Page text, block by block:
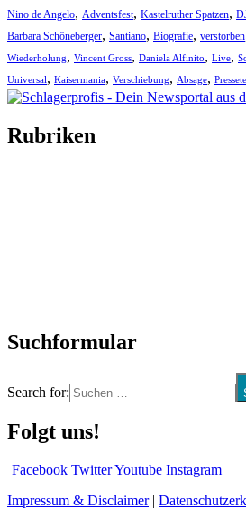
Nino de Angelo, Adventsfest, Kastelruther Spatzen,
Barbara Schöneberger, Santiano, Biografie, verstorben
Wiederholung, Vincent Gross, Daniela Alfinito, Live,
Universal, Kaisermania, Verschiebung, Absage,
Rubriken
Suchformular
Search for:
Folgt uns!
Facebook TwitterYoutube Instagram
Impressum & Disclaimer|